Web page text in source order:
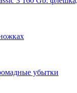
убытки